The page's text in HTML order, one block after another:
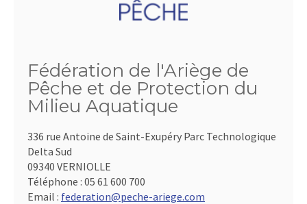
Fédération de l'Ariège de
Pêche et de Protection du
Milieu Aquatique
336 rue Antoine de Saint-Exupéry Parc Technologique
Delta Sud
09340 VERNIOLLE
Téléphone : 05 61 600 700
Email : federation@peche-ariege.com